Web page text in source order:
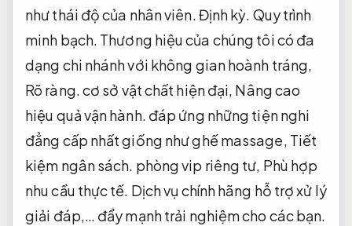
như thái độ của nhân viên.Định kỳ. Quy trình
minh bạch. Thương hiệu của chúng tôi có đa
dạng chi nhánh với không gian hoành tráng,
Rõ ràng.cơ sở vật chất hiện đại, Nâng cao
hiệu quả vận hành. đáp ứng những tiện nghi
đẳng cấp nhất giống như ghế massage, Tiết
kiệm ngân sách. phòng vip riêng tư, Phù hợp
nhu cầu thực tế. Dịch vụ chính hãng hỗ trợ xử lý
giải đáp,… đẩy mạnh trải nghiệm cho các bạn.